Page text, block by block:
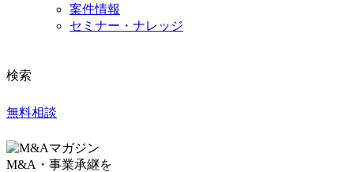
案件情報
セミナー・ナレッジ
検索
無料相談
M&A・事業承継を